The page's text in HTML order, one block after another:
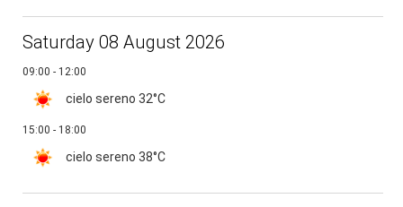
Saturday 08 August 2026
09:00 - 12:00
cielo sereno 32°C
15:00 - 18:00
cielo sereno 38°C